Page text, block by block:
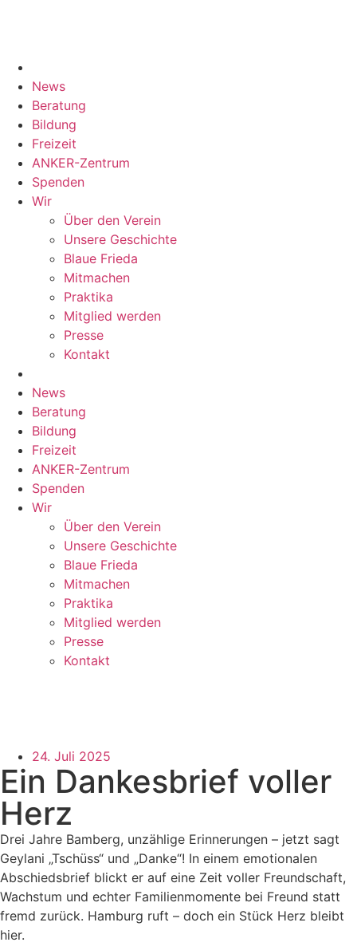
News
Beratung
Bildung
Freizeit
ANKER-Zentrum
Spenden
Wir
Über den Verein
Unsere Geschichte
Blaue Frieda
Mitmachen
Praktika
Mitglied werden
Presse
Kontakt
News
Beratung
Bildung
Freizeit
ANKER-Zentrum
Spenden
Wir
Über den Verein
Unsere Geschichte
Blaue Frieda
Mitmachen
Praktika
Mitglied werden
Presse
Kontakt
24. Juli 2025
Ein Dankesbrief voller
Herz
Drei Jahre Bamberg, unzählige Erinnerungen – jetzt sagt
Geylani „Tschüss“ und „Danke“! In einem emotionalen
Abschiedsbrief blickt er auf eine Zeit voller Freundschaft,
Wachstum und echter Familienmomente bei Freund statt
fremd zurück. Hamburg ruft – doch ein Stück Herz bleibt
hier.